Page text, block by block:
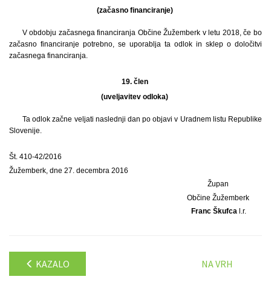
(začasno financiranje)
V obdobju začasnega financiranja Občine Žužemberk v letu 2018, če bo
začasno financiranje potrebno, se uporablja ta odlok in sklep o določitvi
začasnega financiranja.
19. člen
(uveljavitev odloka)
Ta odlok začne veljati naslednji dan po objavi v Uradnem listu Republike
Slovenije.
Št. 410-42/2016
Žužemberk, dne 27. decembra 2016
Župan
Občine Žužemberk
Franc Škufca l.r.
KAZALO NA VRH